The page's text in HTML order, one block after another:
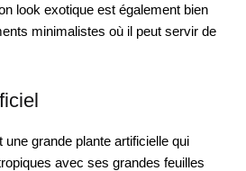
look exotique est également bien
minimalistes où il peut servir de
une grande plante artificielle qui
avec ses grandes feuilles